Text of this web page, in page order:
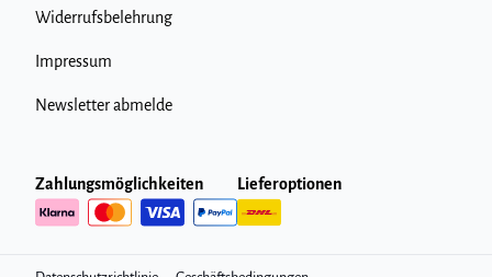
Widerrufsbelehrung
Impressum
Newsletter abmelde
Zahlungsmöglichkeiten Lieferoptionen